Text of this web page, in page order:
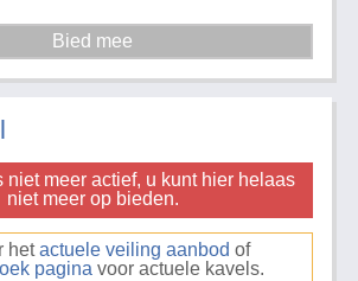
niet meer actief, u kunt hier helaas
niet meer op bieden.
hetactuele veiling aanbod of
pagina voor actuele kavels.